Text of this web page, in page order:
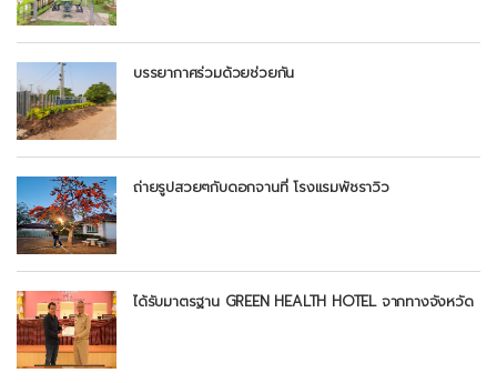
บรรยากาศร่วมด้วยช่วยกัน
ถ่ายรูปสวยๆกับดอกจานที่ โรงแรมพัชราวิว
ได้รับมาตรฐาน GREEN HEALTH HOTEL จากทางจังหวัด